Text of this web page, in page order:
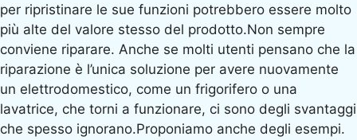
per ripristinare le sue funzioni potrebbero essere molto
più alte del valore stesso del prodotto.Non sempre
conviene riparare. Anche se molti utenti pensano che la
riparazione è l’unica soluzione per avere nuovamente
un elettrodomestico, come un frigorifero o una
lavatrice, che torni a funzionare, ci sono degli svantaggi
che spesso ignorano.Proponiamo anche degli esempi.